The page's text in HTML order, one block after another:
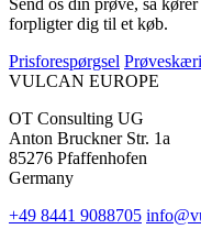
Send os din prøve, så
forpligter dig til et køb.
Prisforespørgsel
VULCAN EUROPE
OT Consulting UG
Anton Bruckner Str. 1a
85276 Pfaffenhofen
Germany
+49 8441 9088705